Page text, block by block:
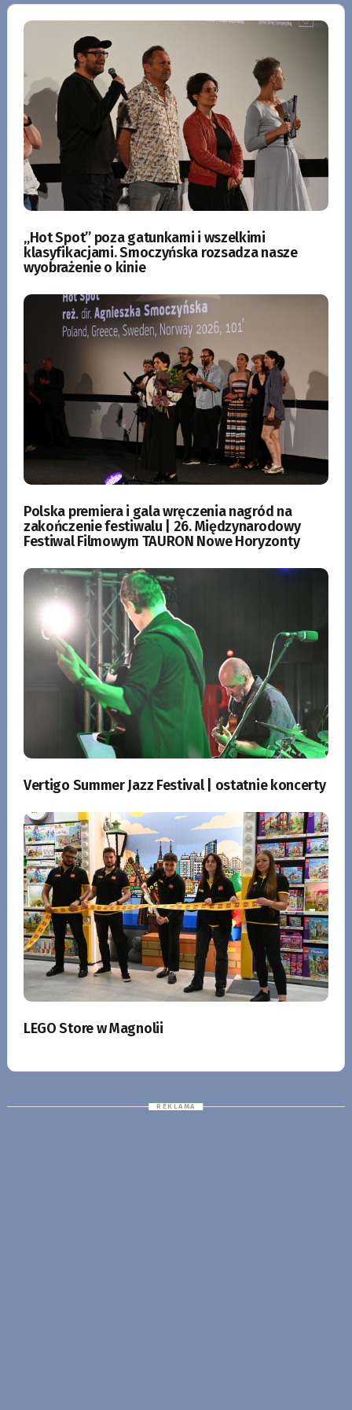
„Hot Spot” poza gatunkami i wszelkimi
klasyfikacjami. Smoczyńska rozsadza nasze
wyobrażenie o kinie
Polska premiera i gala wręczenia nagród na
zakończenie festiwalu | 26. Międzynarodowy
Festiwal Filmowym TAURON Nowe Horyzonty
Vertigo Summer Jazz Festival | ostatnie koncerty
LEGO Store w Magnolii